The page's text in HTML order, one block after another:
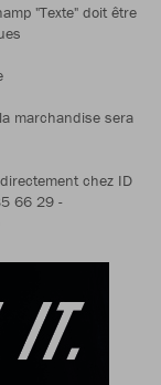
"Texte" doit être
marchandise sera
chez ID
66 29 -